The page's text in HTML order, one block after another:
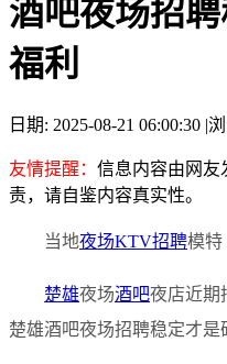
酒吧夜场招
福利
日期: 2025-08-21 06:00:30 |
友情提醒： 信息内容由网友
责，请自鉴内容真实性。
当地夜场KTV招聘模特
楚雄夜场酒吧夜店近期
楚雄酒吧夜场招聘稳定才是